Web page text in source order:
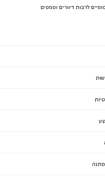
לרבות דיוורים וסמסים
מתנה